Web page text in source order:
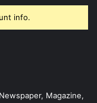
info.
Magazine,